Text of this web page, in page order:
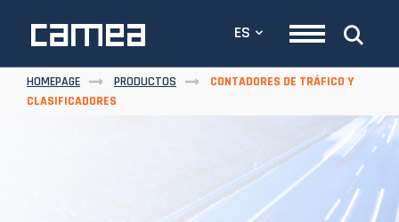
ES
HOMEPAGE PRODUCTOS
CONTADORES DE TRÁFICO Y
CLASIFICADORES